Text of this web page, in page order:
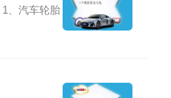
、汽车轮胎